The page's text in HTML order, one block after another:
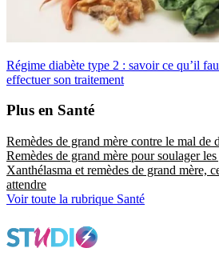
Régime diabète type 2 : savoir ce qu’il
effectuer son traitement
Plus en Santé
Remèdes de grand mère contre le mal de
Remèdes de grand mère pour soulager
Xanthélasma et remèdes de grand mère,
attendre
Voir toute la rubrique Santé